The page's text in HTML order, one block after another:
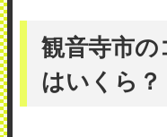
観音寺市の
はいくら？